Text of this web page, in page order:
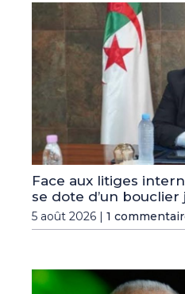
Face aux litiges
se dote d’un bouclier
5 août 2026 | 1